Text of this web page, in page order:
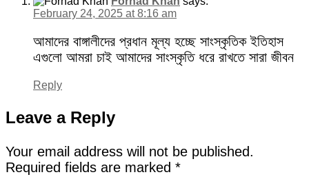
February 24, 2025 at 8:16 am
আমাদের বাঙ্গালীদের প্রধান মূল্য হচ্ছে সাংস্কৃতিক ইতিহাস
এগুলো আমরা চাই আমাদের সাংস্কৃতি ধরে রাখতে সারা জীবন
Reply
Leave a Reply
Your email address will not be published.
Required fields are marked *